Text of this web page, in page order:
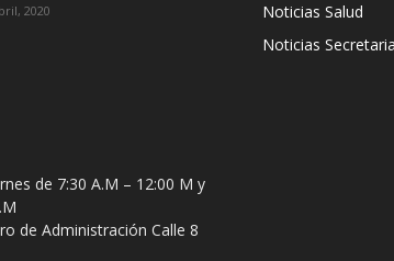
2020
de 7:30 A.M – 12:00 M y
de Administración Calle 8
Noticias Salud
Noticias